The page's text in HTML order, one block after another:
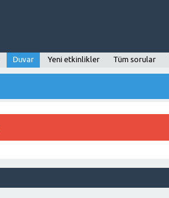
Duvar Yeni etkinlikler Tüm sorular